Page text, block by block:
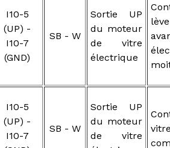
I10-5
(UP) -
I10-7
(GND)
SB - W
Sortie UP
du moteur
de vitre
électrique
I10-5
(UP) -
I10-7
SB - W
Sortie UP
du moteur
de vitre